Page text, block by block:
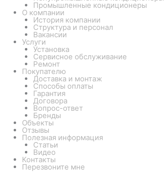
Промышленные кондиционеры
О компании
История компании
Структура и персонал
Вакансии
Услуги
Установка
Сервисное обслуживание
Ремонт
Покупателю
Доставка и монтаж
Способы оплаты
Гарантия
Договора
Вопрос-ответ
Бренды
Объекты
Отзывы
Полезная информация
Статьи
Видео
Контакты
Перезвоните мне